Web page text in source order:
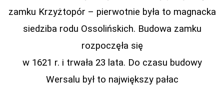
zamku Krzyżtopór – pierwotnie była to magnacka
siedziba rodu Ossolińskich. Budowa zamku
rozpoczęła się
w 1621 r. i trwała 23 lata. Do czasu budowy
Wersalu był to największy pałac